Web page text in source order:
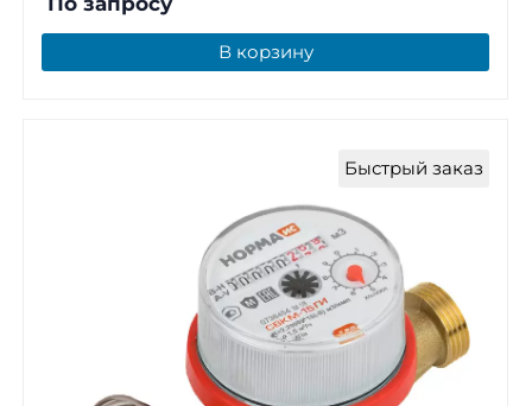
В корзину
Быстрый заказ